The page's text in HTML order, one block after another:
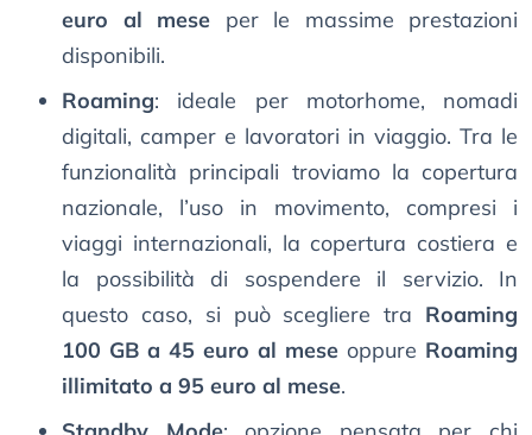
euro al mese per le massime prestazioni
disponibili.
Roaming: ideale per motorhome, nomadi
digitali, camper e lavoratori in viaggio. Tra le
funzionalità principali troviamo la copertura
nazionale, l’uso in movimento, compresi i
viaggi internazionali, la copertura costiera e
la possibilità di sospendere il servizio. In
questo caso, si può scegliere tra Roaming
100 GB a 45 euro al mese oppure Roaming
illimitato a 95 euro al mese.